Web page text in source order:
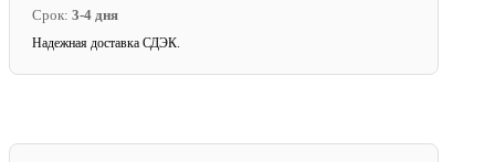
Срок: 3-4 дня
Надежная доставка СДЭК.